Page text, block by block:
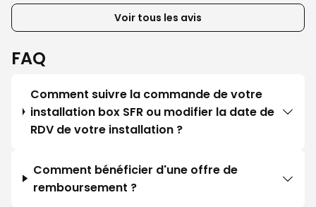
Voir tous les avis
FAQ
Comment suivre la commande de votre
installation box SFR ou modifier la date de
RDV de votre installation ?
Comment bénéficier d'une offre de
remboursement ?